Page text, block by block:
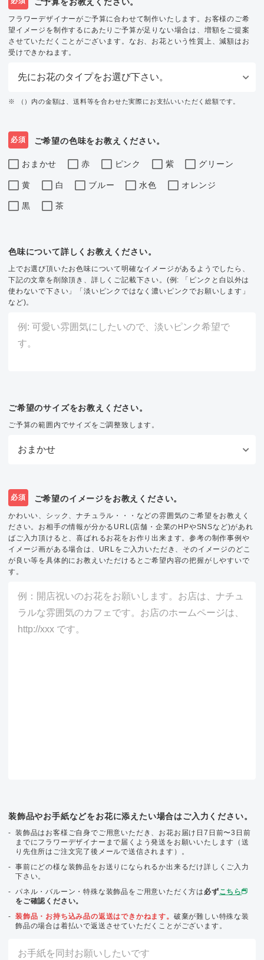
フラワーデザイナーがご予算に合わせて制作いたします。お客様のご希
望イメージを制作するにあたりご予算が足りない場合は、増額をご提案
させていただくことがございます。なお、お花という性質上、減額はお
受けできかねます。
※ （）内の金額は、送料等を合わせた実際にお支払いいただく総額です。
必須 ご希望の色味をお教えください。
おまかせ 赤 ピンク 紫 グリーン
黄 白 ブルー 水色 オレンジ
黒 茶
色味について詳しくお教えください。
上でお選び頂いたお色味について明確なイメージがあるようでしたら、
下記の文章を削除頂き、詳しくご記載下さい。(例: 「ピンクと白以外は
使わないで下さい」「淡いピンクではなく濃いピンクでお願いします」
など)。
ご希望のサイズをお教えください。
ご予算の範囲内でサイズをご調整致します。
必須 ご希望のイメージをお教えください。
かわいい、シック、ナチュラル・・・などの雰囲気のご希望をお教えく
ださい。お相手の情報が分かるURL(店舗・企業のHPやSNSなど)があれ
ばご入力頂けると、喜ばれるお花をお作り出来ます。参考の制作事例や
イメージ画がある場合は、URLをご入力いただき、そのイメージのどこ
が良い等を具体的にお教えいただけるとご希望内容の把握がしやすいで
す。
装飾品やお手紙などをお花に添えたい場合はご入力ください。
装飾品はお客様ご自身でご用意いただき、お花お届け日7日前〜3日前
までにフラワーデザイナーまで届くよう発送をお願いいたします（送
り先住所はご注文完了後メールで送信されます）。
事前にどの様な装飾品をお送りになられるか出来るだけ詳しくご入力
下さい。
パネル・バルーン・特殊な装飾品をご用意いただく方は 必ずこちら
をご確認ください。
装飾品・お持ち込み品の返送はできかねます。 破棄が難しい特殊な装
飾品の場合は着払いで返送させていただくことがございます。